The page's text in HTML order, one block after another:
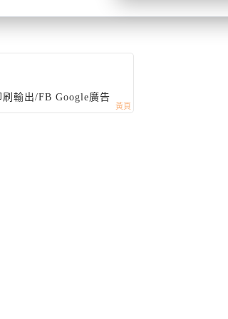
輸出/FB Google廣告